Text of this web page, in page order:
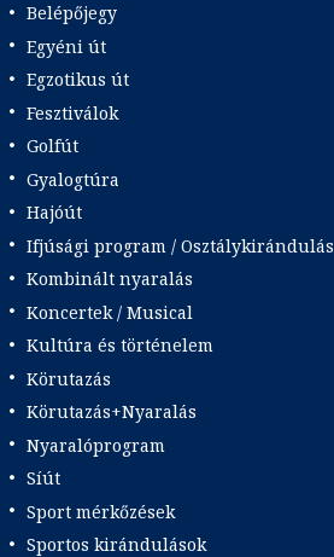
Belépőjegy
Egyéni út
Egzotikus út
Fesztiválok
Golfút
Gyalogtúra
Hajóút
Ifjúsági program / Osztálykirándulás
Kombinált nyaralás
Koncertek / Musical
Kultúra és történelem
Körutazás
Körutazás+Nyaralás
Nyaralóprogram
Síút
Sport mérkőzések
Sportos kirándulások